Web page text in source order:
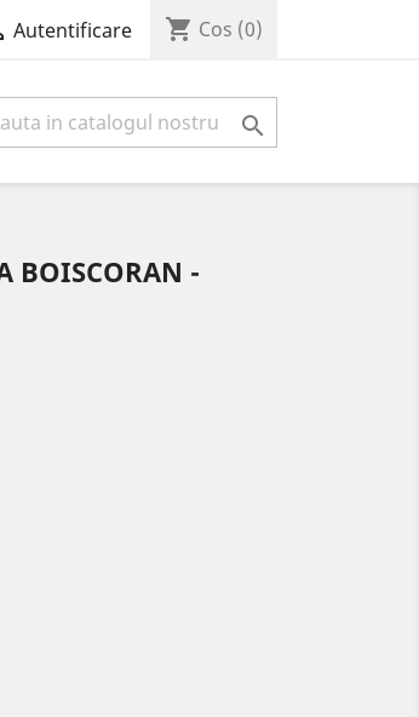
Autentificare shopping_cart Cos (0)

BOISCORAN -